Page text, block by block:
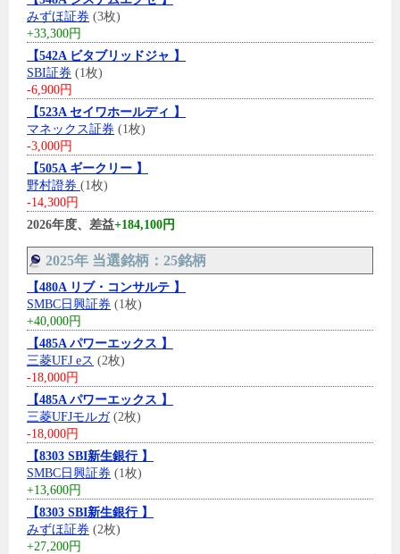
みずほ証券 (3枚)
+33,300円
【542A ビタブリッドジャ 】
SBI証券 (1枚)
-6,900円
【523A セイワホールディ 】
マネックス証券 (1枚)
-3,000円
【505A ギークリー 】
野村證券 (1枚)
-14,300円
2026年度、差益+184,100円
2025年 当選銘柄：25銘柄
【480A リブ・コンサルテ 】
SMBC日興証券 (1枚)
+40,000円
【485A パワーエックス 】
三菱UFJ eス (2枚)
-18,000円
【485A パワーエックス 】
三菱UFJモルガ(2枚)
-18,000円
【8303 SBI新生銀行 】
SMBC日興証券 (1枚)
+13,600円
【8303 SBI新生銀行 】
みずほ証券 (2枚)
+27,200円